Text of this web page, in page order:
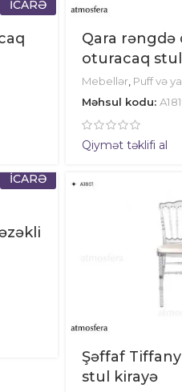
İCARƏ
Qara rəngdə
oturacaq
Mebellər, Puff və
Məhsul kodu:
Qiymət təklifi al
İCARƏ
Şəffaf
stul kirayə